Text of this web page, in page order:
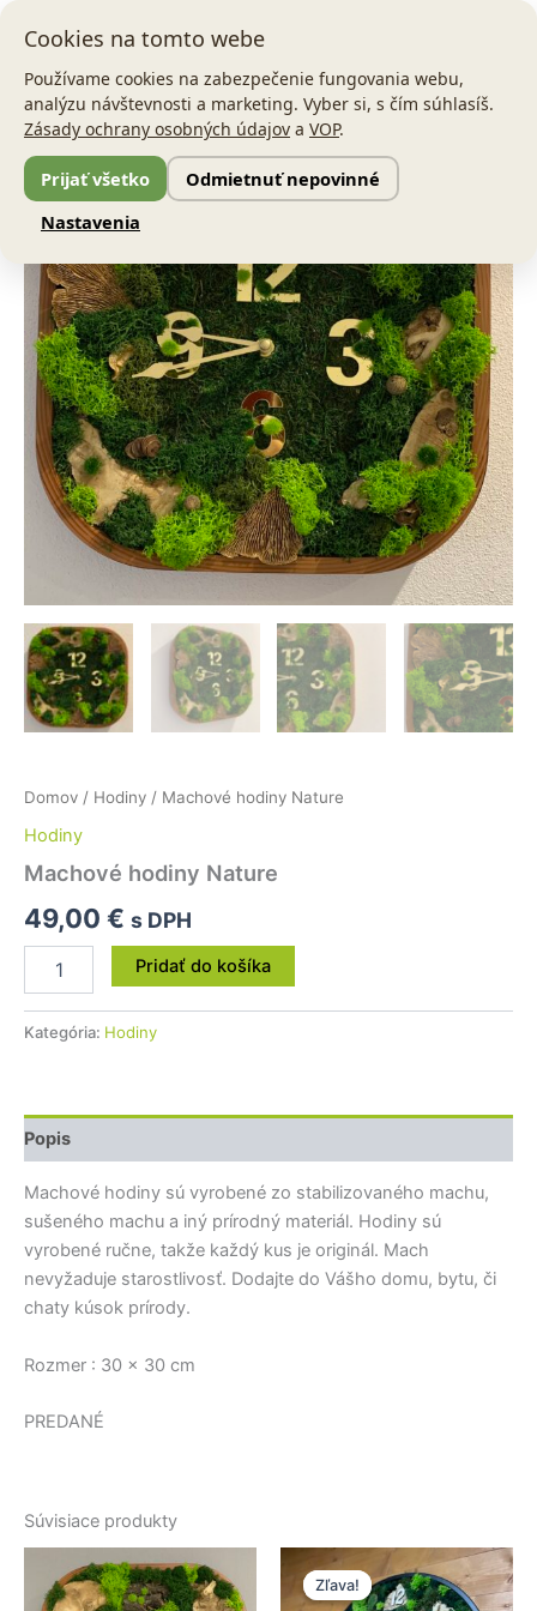
Preskočiť
obsah
Domov / Hodiny / Machové hodiny Nature
Hodiny
Machové hodiny Nature
49,00 € s DPH
množstvo
Machové
hodiny
Nature
Pridať do košíka
Kategória: Hodiny
Popis
Machové hodiny sú vyrobené zo stabilizovaného machu,
sušeného machu a iný prírodný materiál. Hodiny sú
vyrobené ručne, takže každý kus je originál. Mach
nevyžaduje starostlivosť. Dodajte do Vášho domu, bytu, či
chaty kúsok prírody.
Rozmer : 30 x 30 cm
PREDANÉ
Súvisiace produkty
Zľava!
Zľava!
Pôvodná
cena
bola:
Aktuálna
cena
je:
Cookies na tomto webe
Používame cookies na zabezpečenie fungovania webu,
analýzu návštevnosti a marketing. Vyber si, s čím súhlasíš.
Zásady ochrany osobných údajov a VOP.
Prijať všetko
Odmietnuť nepovinné
Nastavenia